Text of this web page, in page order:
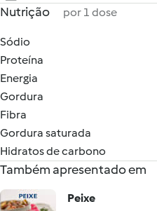
Nutrição por 1 dose
Sódio
Proteína
Energia
Gordura
Fibra
Gordura saturada
Hidratos de carbono
Também apresentado em
Peixe